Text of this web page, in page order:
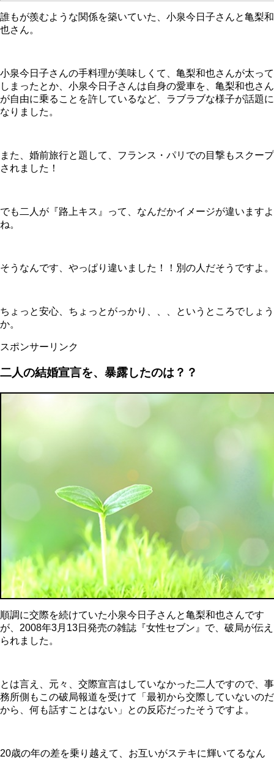
誰もが羨むような関係を築いていた、小泉今日子さんと亀梨和
也さん。
小泉今日子さんの手料理が美味しくて、亀梨和也さんが太って
しまったとか、小泉今日子さんは自身の愛車を、亀梨和也さん
が自由に乗ることを許しているなど、ラブラブな様子が話題に
なりました。
また、婚前旅行と題して、フランス・パリでの目撃もスクープ
されました！
でも二人が『路上キス』って、なんだかイメージが違いますよ
ね。
そうなんです、やっぱり違いました！！別の人だそうですよ。
ちょっと安心、ちょっとがっかり、、、というところでしょう
か。
スポンサーリンク
二人の結婚宣言を、暴露したのは？？
順調に交際を続けていた小泉今日子さんと亀梨和也さんです
が、2008年3月13日発売の雑誌『女性セブン』で、破局が伝え
られました。
とは言え、元々、交際宣言はしていなかった二人ですので、事
務所側もこの破局報道を受けて「最初から交際していないのだ
から、何も話すことはない」との反応だったそうですよ。
20歳の年の差を乗り越えて、お互いがステキに輝いてるなん